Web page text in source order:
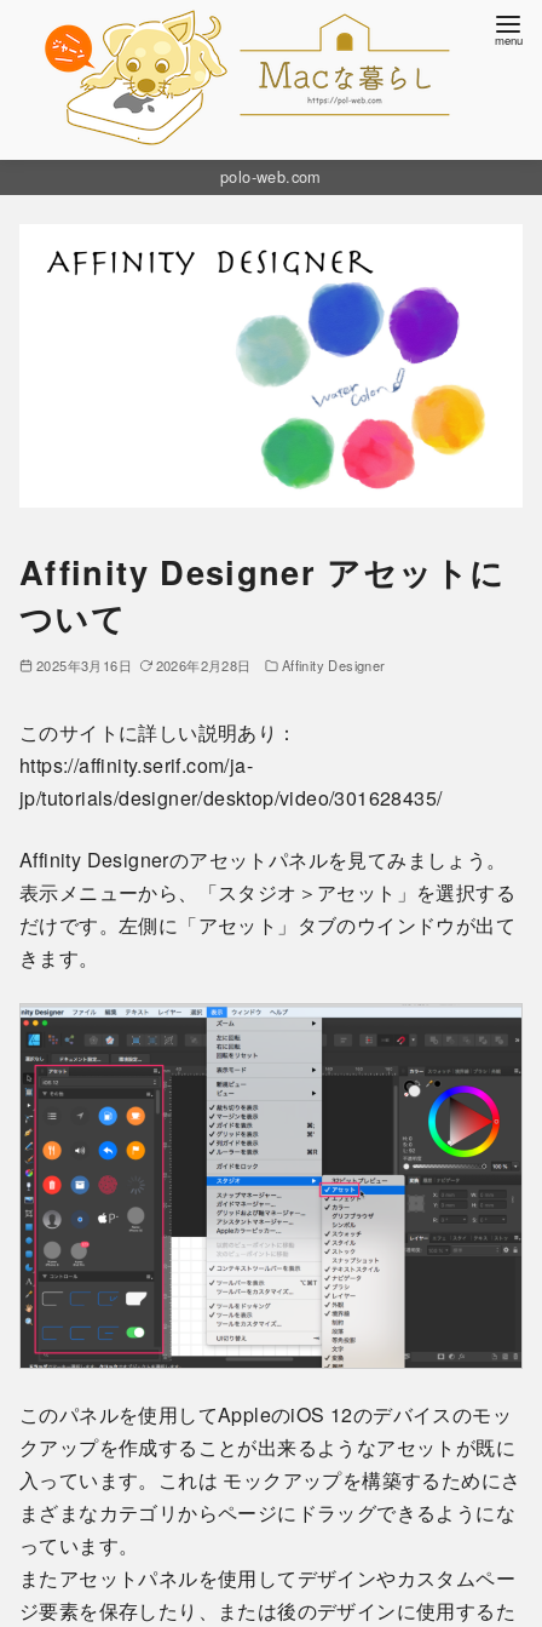
polo-web.com
Affinity Designer アセットに
ついて
2025年3月16日 2026年2月28日 Affinity Designer
このサイトに詳しい説明あり：
https://affinity.serif.com/ja-
jp/tutorials/designer/desktop/video/301628435/
Affinity Designerのアセットパネルを見てみましょう。
表示メニューから、「スタジオ＞アセット」を選択する
だけです。左側に「アセット」タブのウインドウが出て
きます。
このパネルを使用してAppleのiOS 12のデバイスのモッ
クアップを作成することが出来るようなアセットが既に
入っています。これは モックアップを構築するためにさ
まざまなカテゴリからページにドラッグできるようにな
っています。
またアセットパネルを使用してデザインやカスタムペー
ジ要素を保存したり、または後のデザインに使用するた